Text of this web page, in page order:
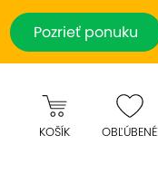
Pozrieť ponuku
KOŠÍK OBĽÚBENÉ